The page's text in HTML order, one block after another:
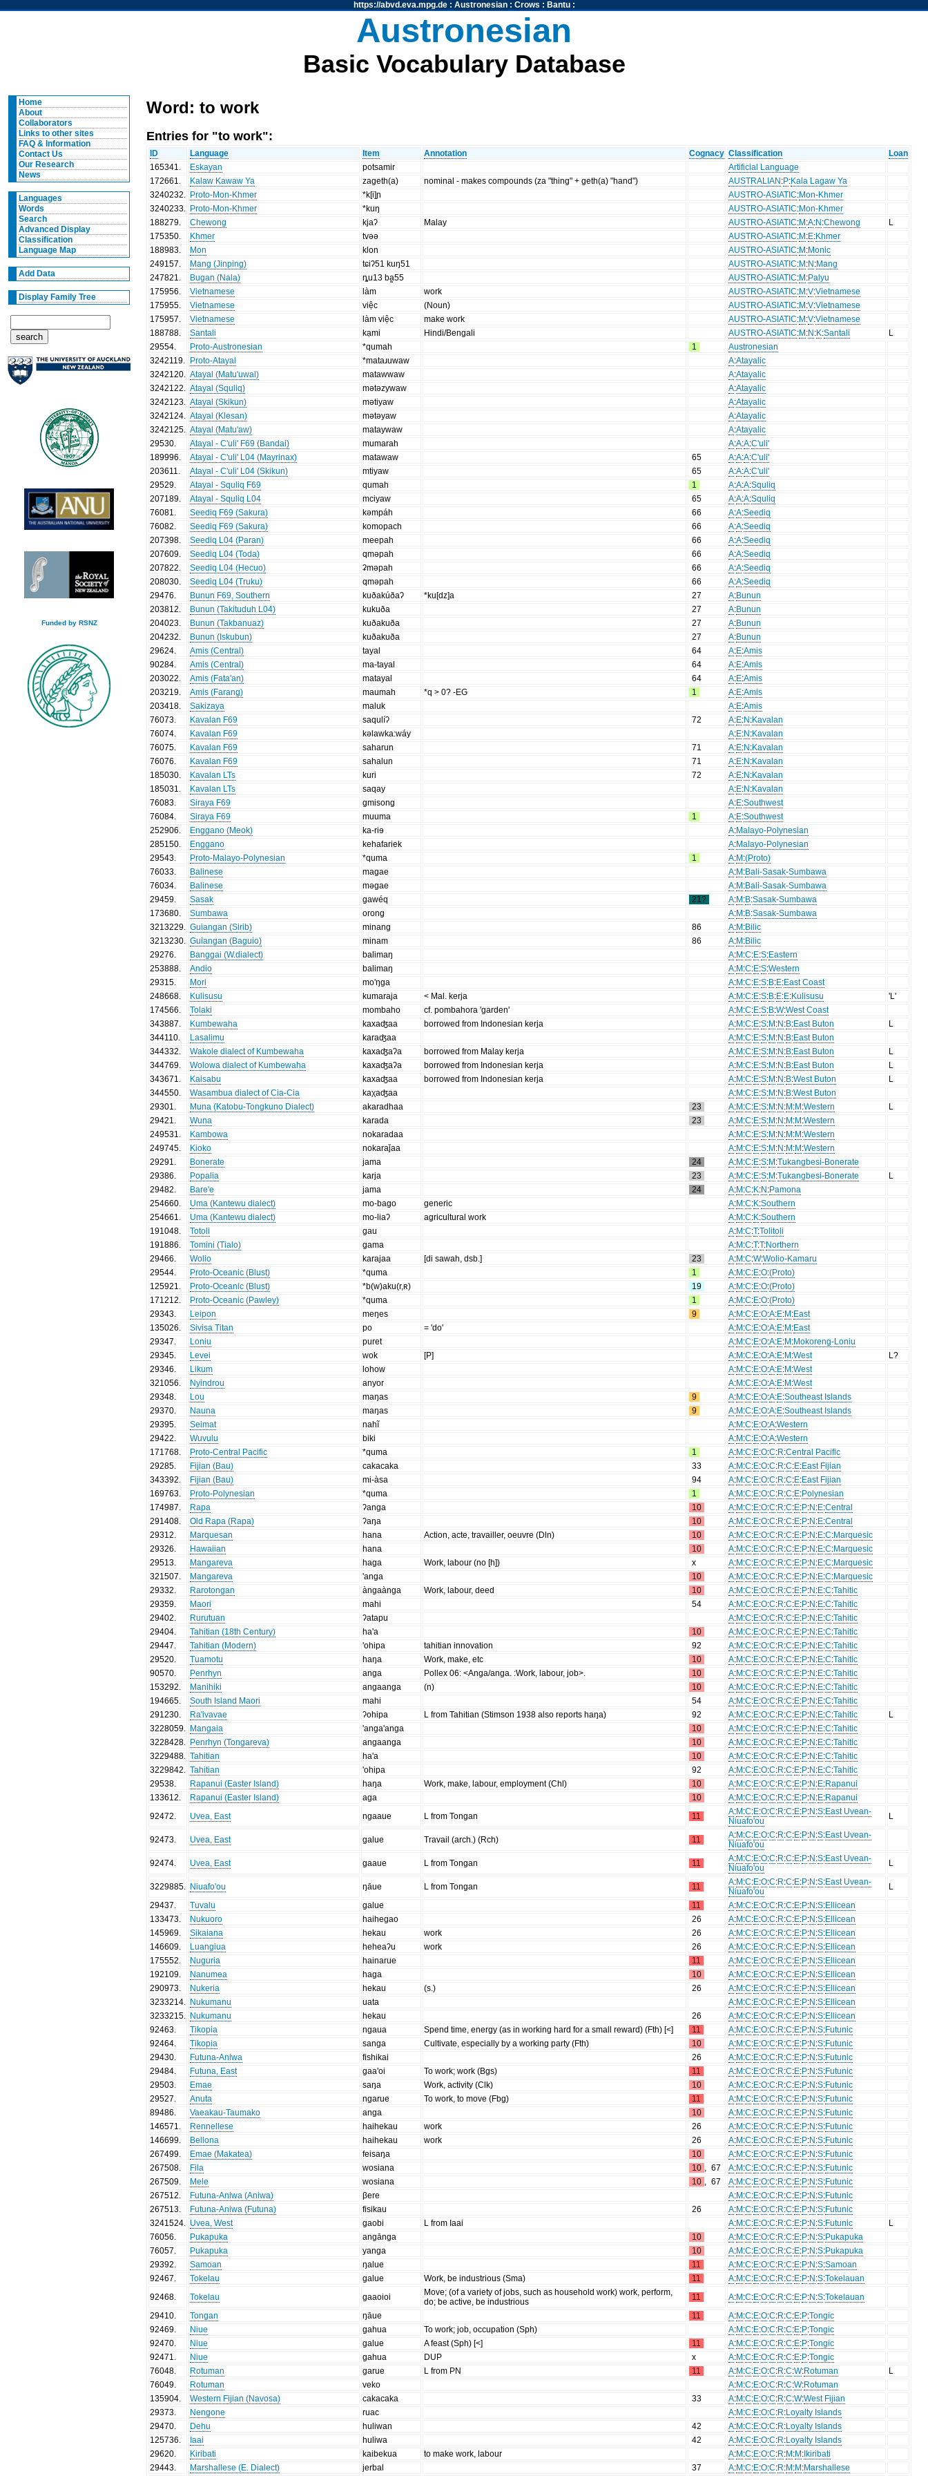
https://abvd.eva.mpg.de: Austronesian: Crows : Bantu:
Austronesian
Basic Vocabulary Database
Home
About
Collaborators
Links to other sites
FAQ & Information
Contact Us
Our Research
News
Languages
Words
Search
Advanced Display
Classification
Language Map
Add Data
Display Family Tree
Funded by RSNZ
Word: to work
Entries for "to work":
ID Language Item Annotation Cognacy Classification
Loan
165341
Eskayan potsamir
Artificial Language
172661
Kalaw Kawaw Ya zageth(a) nominal - makes compounds (za "thing" + geth(a) "hand") AUSTRALIAN:P:Kala Lagaw Ya
3240232
Proto-Mon-Khmer *k[i]ɲ AUSTRO-ASIATIC:Mon-Khmer
3240233
Proto-Mon-Khmer *kuŋ AUSTRO-ASIATIC:Mon-Khmer
188279
Chewong kjaʔ Malay AUSTRO-ASIATIC:M:A:N:Chewong
L
175350
Khmer tvəə AUSTRO-ASIATIC:M:E:Khmer
188983
Mon klon AUSTRO-ASIATIC:M:Monic
249157
Mang (Jinping) tɕiʔ51 kuŋ51 AUSTRO-ASIATIC:M:N:Mang
247821
Bugan (Nala) ȵu13 ba̰55 AUSTRO-ASIATIC:M:Palyu
175956
Vietnamese làm work AUSTRO-ASIATIC:M:V:Vietnamese
175955
Vietnamese việc (Noun) AUSTRO-ASIATIC:M:V:Vietnamese
175957
Vietnamese làm việc make work AUSTRO-ASIATIC:M:V:Vietnamese
188788
Santali kạmi Hindi/Bengali AUSTRO-ASIATIC:M:N:K:Santali
L
29554
Proto-Austronesian *qumah 1
Austronesian
3242119
Proto-Atayal *mataɹuwaw A:Atayalic
3242120
Atayal (Matu'uwal) matawwaw A:Atayalic
3242122
Atayal (Squliq) mətəzywaw A:Atayalic
3242123
Atayal (Skikun) mətiyaw A:Atayalic
3242124
Atayal (Klesan) mətəyaw A:Atayalic
3242125
Atayal (Matu'aw) mataywaw A:Atayalic
29530
Atayal - C'uli' F69 (Bandai) mumarah A:A:A:C'uli'
189996
Atayal - C'uli' L04 (Mayrinax) matawaw 65 A:A:A:C'uli'
203611
Atayal - C'uli' L04 (Skikun) mtiyaw 65 A:A:A:C'uli'
29529
Atayal - Squliq F69 qumah 1 A:A:A:Squliq
207189
Atayal - Squliq L04 mciyaw 65 A:A:A:Squliq
76081
Seediq F69 (Sakura) kəmpáh 66 A:A:Seediq
76082
Seediq F69 (Sakura) komopach 66 A:A:Seediq
207398
Seediq L04 (Paran) meepah 66 A:A:Seediq
207609
Seediq L04 (Toda) qməpah 66 A:A:Seediq
207822
Seediq L04 (Hecuo) ʡməpah 66 A:A:Seediq
208030
Seediq L04 (Truku) qməpah 66 A:A:Seediq
29476
Bunun F69, Southern kuðakúðaʔ *ku[dz]a 27 A:Bunun
203812
Bunun (Takituduh L04) kukuða 27 A:Bunun
204023
Bunun (Takbanuaz) kuðakuða 27 A:Bunun
204232
Bunun (Iskubun) kuðakuða 27 A:Bunun
29624
Amis (Central) tayal 64 A:E:Amis
90284
Amis (Central) ma-tayal 64 A:E:Amis
203022
Amis (Fata'an) matayal 64 A:E:Amis
203219
Amis (Farang) maumah *q > 0? -EG 1 A:E:Amis
203418
Sakizaya maluk A:E:Amis
76073
Kavalan F69 saqulíʔ 72 A:E:N:Kavalan
76074
Kavalan F69 kəlawka:wáy A:E:N:Kavalan
76075
Kavalan F69 saharun 71 A:E:N:Kavalan
76076
Kavalan F69 sahalun 71 A:E:N:Kavalan
185030
Kavalan LTs kuri 72 A:E:N:Kavalan
185031
Kavalan LTs saqay A:E:N:Kavalan
76083
Siraya F69 gmisong A:E:Southwest
76084
Siraya F69 muuma 1 A:E:Southwest
252906
Enggano (Meok) ka-riɘ A:Malayo-Polynesian
285150
Enggano kehafariek A:Malayo-Polynesian
29543
Proto-Malayo-Polynesian *quma 1 A:M:(Proto)
76033
Balinese magae A:M:Bali-Sasak-Sumbawa
76034
Balinese məgae A:M:Bali-Sasak-Sumbawa
29459
Sasak gawéq 21? A:M:B:Sasak-Sumbawa
173680
Sumbawa orong A:M:B:Sasak-Sumbawa
3213229
Guiangan (Sirib) minang 86 A:M:Bilic
3213230
Guiangan (Baguio) minam 86 A:M:Bilic
29276
Banggai (W.dialect) balimaŋ A:M:C:E:S:Eastern
253888
Andio balimaŋ A:M:C:E:S:Western
29315
Mori mo'ŋga A:M:C:E:S:B:E:East Coast
248668
Kulisusu kumaraja < Mal. kerja A:M:C:E:S:B:E:E:Kulisusu
'L'
174566
Tolaki mombaho cf. pombahora 'garden' A:M:C:E:S:B:W:West Coast
343887
Kumbewaha kaxaʤaa borrowed from Indonesian kerja A:M:C:E:S:M:N:B:East Buton
L
344110
Lasalimu karaʤaa A:M:C:E:S:M:N:B:East Buton
344332
Wakole dialect of Kumbewaha kaxaʤaʔa borrowed from Malay kerja A:M:C:E:S:M:N:B:East Buton
L
344769
Wolowa dialect of Kumbewaha kaxaʤaʔa borrowed from Indonesian kerja A:M:C:E:S:M:N:B:East Buton
L
343671
Kaisabu kaxaʤaa borrowed from Indonesian kerja A:M:C:E:S:M:N:B:West Buton
L
344550
Wasambua dialect of Cia-Cia kaχaʤaa A:M:C:E:S:M:N:B:West Buton
29301
Muna (Katobu-Tongkuno Dialect) akaradhaa 23 A:M:C:E:S:M:N:M:M:Western
L
29421
Wuna karada 23 A:M:C:E:S:M:N:M:M:Western
249531
Kambowa nokaradaa A:M:C:E:S:M:N:M:M:Western
249745
Kioko nokaraǰaa A:M:C:E:S:M:N:M:M:Western
29291
Bonerate jama 24 A:M:C:E:S:M:Tukangbesi-Bonerate
29386
Popalia karja 23 A:M:C:E:S:M:Tukangbesi-Bonerate
L
29482
Bare'e jama 24 A:M:C:K:N:Pamona
254660
Uma (Kantewu dialect) mo-bago generic A:M:C:K:Southern
254661
Uma (Kantewu dialect) mo-liaʔ agricultural work A:M:C:K:Southern
191048
Totoli gau A:M:C:T:Tolitoli
191886
Tomini (Tialo) gama A:M:C:T:T:Northern
29466
Wolio karajaa [di sawah, dsb.] 23 A:M:C:W:Wolio-Kamaru
29544
Proto-Oceanic (Blust) *quma 1 A:M:C:E:O:(Proto)
125921
Proto-Oceanic (Blust) *b(w)aku(r,ʀ) 19 A:M:C:E:O:(Proto)
171212
Proto-Oceanic (Pawley) *quma 1 A:M:C:E:O:(Proto)
29343
Leipon meŋes 9 A:M:C:E:O:A:E:M:East
135026
Sivisa Titan po = 'do' A:M:C:E:O:A:E:M:East
29347
Loniu puret A:M:C:E:O:A:E:M:Mokoreng-Loniu
29345
Levei wok [P] A:M:C:E:O:A:E:M:West
L?
29346
Likum lohow A:M:C:E:O:A:E:M:West
321056
Nyindrou anyor A:M:C:E:O:A:E:M:West
29348
Lou maŋas 9 A:M:C:E:O:A:E:Southeast Islands
29370
Nauna maŋas 9 A:M:C:E:O:A:E:Southeast Islands
29395
Seimat nahĩ A:M:C:E:O:A:Western
29422
Wuvulu biki A:M:C:E:O:A:Western
171768
Proto-Central Pacific *quma 1 A:M:C:E:O:C:R:Central Pacific
29285
Fijian (Bau) cakacaka 33 A:M:C:E:O:C:R:C:E:East Fijian
343392
Fijian (Bau) mi-àsa 94 A:M:C:E:O:C:R:C:E:East Fijian
169763
Proto-Polynesian *quma 1 A:M:C:E:O:C:R:C:E:Polynesian
174987
Rapa ʔanga 10 A:M:C:E:O:C:R:C:E:P:N:E:Central
291408
Old Rapa (Rapa) ʔaŋa 10 A:M:C:E:O:C:R:C:E:P:N:E:Central
29312
Marquesan hana Action, acte, travailler, oeuvre (Dln) 10 A:M:C:E:O:C:R:C:E:P:N:E:C:Marquesic
29326
Hawaiian hana 10 A:M:C:E:O:C:R:C:E:P:N:E:C:Marquesic
29513
Mangareva haga Work, labour (no [h]) x A:M:C:E:O:C:R:C:E:P:N:E:C:Marquesic
321507
Mangareva 'anga 10 A:M:C:E:O:C:R:C:E:P:N:E:C:Marquesic
29332
Rarotongan àngaànga Work, labour, deed 10 A:M:C:E:O:C:R:C:E:P:N:E:C:Tahitic
29359
Maori mahi 54 A:M:C:E:O:C:R:C:E:P:N:E:C:Tahitic
29402
Rurutuan ʔatapu A:M:C:E:O:C:R:C:E:P:N:E:C:Tahitic
29404
Tahitian (18th Century) ha'a 10 A:M:C:E:O:C:R:C:E:P:N:E:C:Tahitic
29447
Tahitian (Modern) 'ohipa tahitian innovation 92 A:M:C:E:O:C:R:C:E:P:N:E:C:Tahitic
29520
Tuamotu haŋa Work, make, etc 10 A:M:C:E:O:C:R:C:E:P:N:E:C:Tahitic
90570
Penrhyn anga Pollex 06: <Anga/anga. :Work, labour, job>. 10 A:M:C:E:O:C:R:C:E:P:N:E:C:Tahitic
153292
Manihiki angaanga (n) 10 A:M:C:E:O:C:R:C:E:P:N:E:C:Tahitic
194665
South Island Maori mahi 54 A:M:C:E:O:C:R:C:E:P:N:E:C:Tahitic
291230
Ra'ivavae ʔohipa L from Tahitian (Stimson 1938 also reports haŋa) 92 A:M:C:E:O:C:R:C:E:P:N:E:C:Tahitic
L
3228059
Mangaia 'anga'anga 10 A:M:C:E:O:C:R:C:E:P:N:E:C:Tahitic
3228428
Penrhyn (Tongareva) angaanga 10 A:M:C:E:O:C:R:C:E:P:N:E:C:Tahitic
3229488
Tahitian ha'a 10 A:M:C:E:O:C:R:C:E:P:N:E:C:Tahitic
3229842
Tahitian 'ohipa 92 A:M:C:E:O:C:R:C:E:P:N:E:C:Tahitic
29538
Rapanui (Easter Island) haŋa Work, make, labour, employment (Chl) 10 A:M:C:E:O:C:R:C:E:P:N:E:Rapanui
133612
Rapanui (Easter Island) aga 10 A:M:C:E:O:C:R:C:E:P:N:E:Rapanui
92472
Uvea, East ngaaue L from Tongan 11 A:M:C:E:O:C:R:C:E:P:N:S:East Uvean-
Niuafo'ou
L
92473 Uvea, East galue Travail (arch.) (Rch) 11 A:M:C:E:O:C:R:C:E:P:N:S:East Uvean-
Niuafo'ou
92474
Uvea, East gaaue L from Tongan 11 A:M:C:E:O:C:R:C:E:P:N:S:East Uvean-
Niuafo'ou
L
3229885 Niuafo'ou ŋāue L from Tongan 11 A:M:C:E:O:C:R:C:E:P:N:S:East Uvean-
Niuafo'ou
L
29437
Tuvalu galue 11 A:M:C:E:O:C:R:C:E:P:N:S:Ellicean
133473
Nukuoro haihegao 26 A:M:C:E:O:C:R:C:E:P:N:S:Ellicean
145969
Sikaiana hekau work 26 A:M:C:E:O:C:R:C:E:P:N:S:Ellicean
146609
Luangiua heheaʔu work 26 A:M:C:E:O:C:R:C:E:P:N:S:Ellicean
175552
Nuguria hainarue 11 A:M:C:E:O:C:R:C:E:P:N:S:Ellicean
192109
Nanumea haga 10 A:M:C:E:O:C:R:C:E:P:N:S:Ellicean
290973
Nukeria hekau (s.) 26 A:M:C:E:O:C:R:C:E:P:N:S:Ellicean
3233214
Nukumanu uata A:M:C:E:O:C:R:C:E:P:N:S:Ellicean
3233215
Nukumanu hekau 26 A:M:C:E:O:C:R:C:E:P:N:S:Ellicean
92463
Tikopia ngaua Spend time, energy (as in working hard for a small reward) (Fth) [<] 11 A:M:C:E:O:C:R:C:E:P:N:S:Futunic
92464
Tikopia sanga Cultivate, especially by a working party (Fth) 10 A:M:C:E:O:C:R:C:E:P:N:S:Futunic
29430
Futuna-Aniwa fishikai 26 A:M:C:E:O:C:R:C:E:P:N:S:Futunic
29484
Futuna, East gaa'oi To work; work (Bgs) 11 A:M:C:E:O:C:R:C:E:P:N:S:Futunic
29503
Emae saŋa Work, activity (Clk) 10 A:M:C:E:O:C:R:C:E:P:N:S:Futunic
29527
Anuta ngarue To work, to move (Fbg) 11 A:M:C:E:O:C:R:C:E:P:N:S:Futunic
89486
Vaeakau-Taumako anga 10 A:M:C:E:O:C:R:C:E:P:N:S:Futunic
146571
Rennellese haihekau work 26 A:M:C:E:O:C:R:C:E:P:N:S:Futunic
146699
Bellona haihekau work 26 A:M:C:E:O:C:R:C:E:P:N:S:Futunic
267499
Emae (Makatea) feisaŋa 10 A:M:C:E:O:C:R:C:E:P:N:S:Futunic
267508
Fila wosiana 10 67 A:M:C:E:O:C:R:C:E:P:N:S:Futunic
267509
Mele wosiana 10 67 A:M:C:E:O:C:R:C:E:P:N:S:Futunic
267512
Futuna-Aniwa (Aniwa) βere A:M:C:E:O:C:R:C:E:P:N:S:Futunic
267513
Futuna-Aniwa (Futuna) fisikau 26 A:M:C:E:O:C:R:C:E:P:N:S:Futunic
3241524
Uvea, West gaobi L from Iaai A:M:C:E:O:C:R:C:E:P:N:S:Futunic
L
76056
Pukapuka angānga 10 A:M:C:E:O:C:R:C:E:P:N:S:Pukapuka
76057
Pukapuka yanga 10 A:M:C:E:O:C:R:C:E:P:N:S:Pukapuka
29392
Samoan ŋalue 11 A:M:C:E:O:C:R:C:E:P:N:S:Samoan
92467
Tokelau galue Work, be industrious (Sma) 11 A:M:C:E:O:C:R:C:E:P:N:S:Tokelauan
92468
Tokelau gaaoioi
Move; (of a variety of jobs, such as household work) work, perform,
do; be active, be industrious
11 A:M:C:E:O:C:R:C:E:P:N:S:Tokelauan
29410
Tongan ŋāue 11 A:M:C:E:O:C:R:C:E:P:Tongic
92469
Niue gahua To work; job, occupation (Sph) A:M:C:E:O:C:R:C:E:P:Tongic
92470
Niue galue A feast (Sph) [<] 11 A:M:C:E:O:C:R:C:E:P:Tongic
92471
Niue gahua DUP x A:M:C:E:O:C:R:C:E:P:Tongic
76048
Rotuman garue L from PN 11 A:M:C:E:O:C:R:C:W:Rotuman
L
76049
Rotuman veko A:M:C:E:O:C:R:C:W:Rotuman
135904
Western Fijian (Navosa) cakacaka 33 A:M:C:E:O:C:R:C:W:West Fijian
29373
Nengone ruac A:M:C:E:O:C:R:Loyalty Islands
29470
Dehu huliwan 42 A:M:C:E:O:C:R:Loyalty Islands
125736
Iaai huliwa 42 A:M:C:E:O:C:R:Loyalty Islands
29620
Kiribati kaibekua to make work, labour A:M:C:E:O:C:R:M:M:Ikiribati
29443
Marshallese (E. Dialect) jerbal 37 A:M:C:E:O:C:R:M:M:Marshallese